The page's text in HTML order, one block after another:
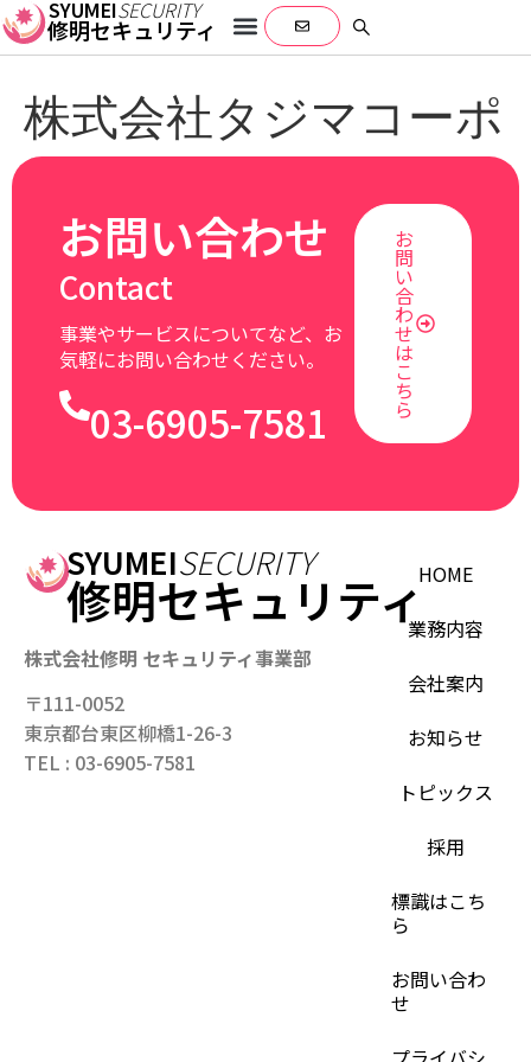
SYUMEISECURITY
修明セキュリティ
株式会社タジマコーポ
レーション
お問い合わせ
Contact
事業やサービスについてなど、お
気軽にお問い合わせください。
03-6905-7581
お
問
い
合
わ
せ
は
こ
ち
ら
SYUMEISECURITY
修明セキュリティ
株式会社修明 セキュリティ事業部
〒111-0052
東京都台東区柳橋1-26-3
TEL : 03-6905-7581
HOME
業務内容
会社案内
お知らせ
トピックス
採用
標識はこち
ら
お問い合わ
せ